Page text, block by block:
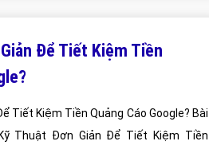
Để Tiết Kiệm Tiền
Tiết Kiệm Tiền